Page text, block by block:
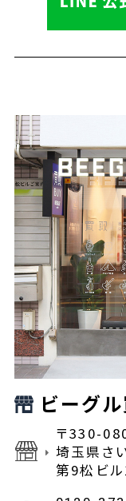
ビーグ
〒330-
埼玉県さ
第9松ビ